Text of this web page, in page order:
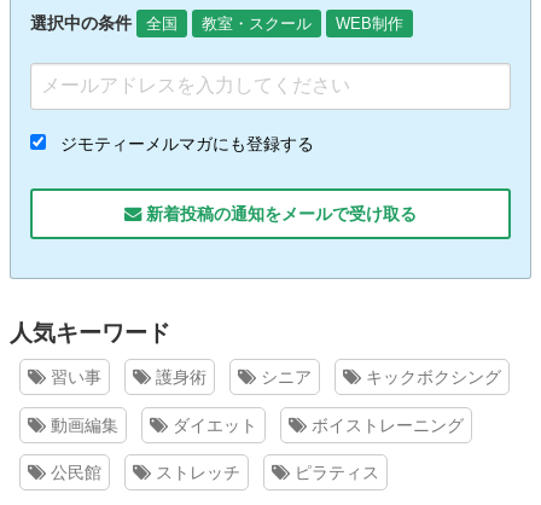
選択中の条件 全国 教室・スクール WEB制作
ジモティーメルマガにも登録する
新着投稿の通知をメールで受け取る
人気キーワード
習い事 護身術 シニア キックボクシング
動画編集 ダイエット ボイストレーニング
公民館 ストレッチ ピラティス